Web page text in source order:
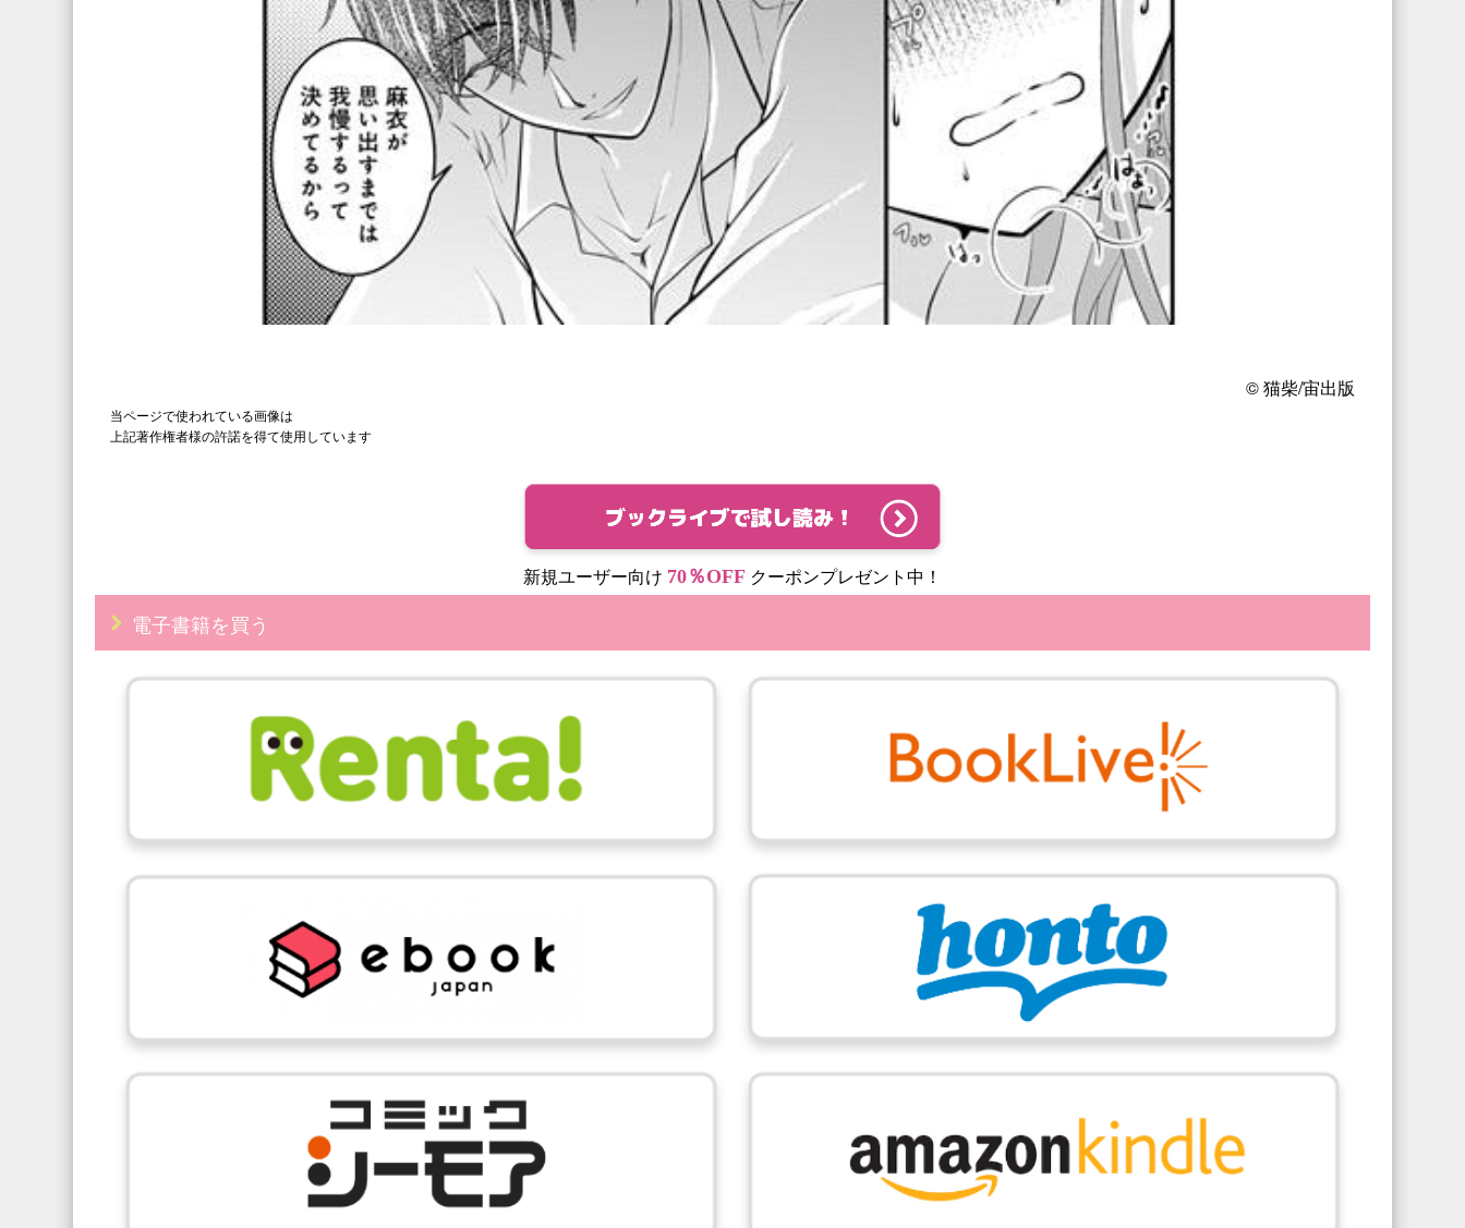
© 猫柴/宙出版
当ページで使われている画像は
上記著作権者様の許諾を得て使用しています
新規ユーザー向け 70％OFF クーポンプレゼント中！
電子書籍を買う